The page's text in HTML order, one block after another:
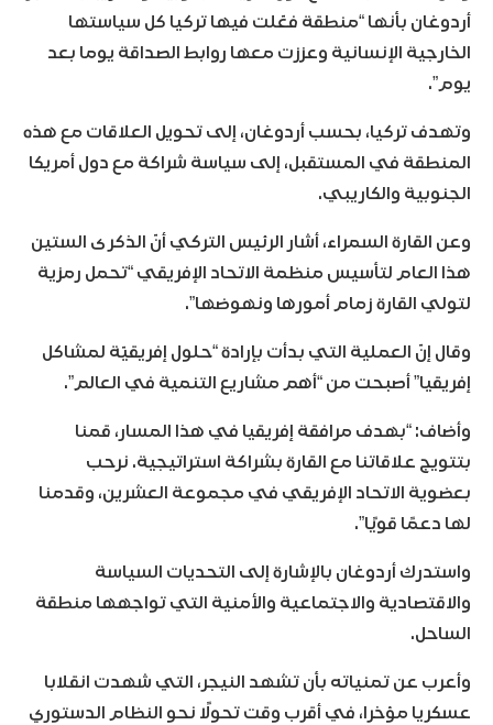
أردوغان بأنها “منطقة فعّلت فيها تركيا كل سياستها
الخارجية الإنسانية وعززت معها روابط الصداقة يوما بعد
يوم”.
وتهدف تركيا، بحسب أردوغان، إلى تحويل العلاقات مع هذه
المنطقة في المستقبل، إلى سياسة شراكة مع دول أمريكا
الجنوبية والكاريبي.
وعن القارة السمراء، أشار الرئيس التركي أنّ الذكرى الستين
هذا العام لتأسيس منظمة الاتحاد الإفريقي “تحمل رمزية
لتولي القارة زمام أمورها ونهوضها”.
وقال إنّ العملية التي بدأت بإرادة “حلول إفريقيّة لمشاكل
إفريقيا” أصبحت من “أهم مشاريع التنمية في العالم”.
وأضاف: “بهدف مرافقة إفريقيا في هذا المسار، قمنا
بتتويج علاقاتنا مع القارة بشراكة استراتيجية. نرحب
بعضوية الاتحاد الإفريقي في مجموعة العشرين، وقدمنا
لها دعمًا قويًا”.
واستدرك أردوغان بالإشارة إلى التحديات السياسة
والاقتصادية والاجتماعية والأمنية التي تواجهها منطقة
الساحل.
وأعرب عن تمنياته بأن تشهد النيجر، التي شهدت انقلابا
عسكريا مؤخرا، في أقرب وقت تحولًا نحو النظام الدستوري